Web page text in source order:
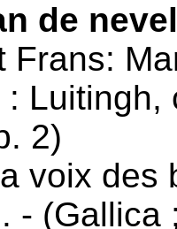
de
Frans:
2)
voix des
- (Gallica